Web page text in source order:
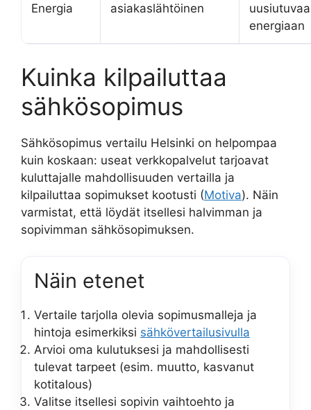
Energia
asiakaslähtöinen
energiaan
Kuinka kilpailuttaa
sähkösopimus
Sähkösopimus vertailu Helsinki on helpompaa
kuin koskaan: useat verkkopalvelut tarjoavat
kuluttajalle mahdollisuuden vertailla ja
kilpailuttaa sopimukset kootusti (Motiva). Näin
varmistat, että löydät itsellesi halvimman ja
sopivimman sähkösopimuksen.
Näin etenet
Vertaile tarjolla olevia sopimusmalleja ja
hintoja esimerkiksi sähkövertailusivulla
Arvioi oma kulutuksesi ja mahdollisesti
tulevat tarpeet (esim. muutto, kasvanut
kotitalous)
Valitse itsellesi sopivin vaihtoehto ja